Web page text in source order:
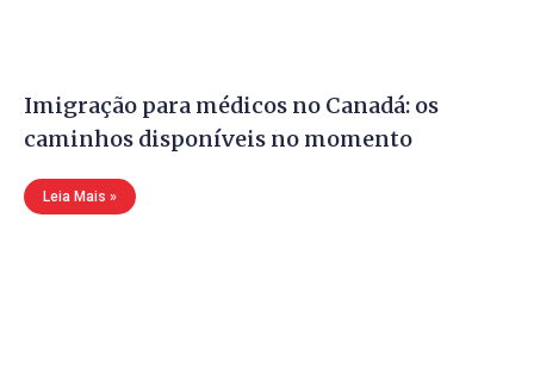
Imigração para médicos no Canadá: os
caminhos disponíveis no momento
Leia Mais »